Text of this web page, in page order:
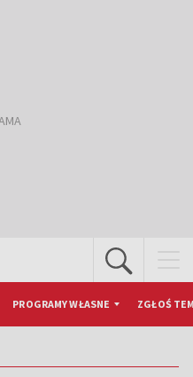
PROGRAMY WŁASNE ZGŁOŚ